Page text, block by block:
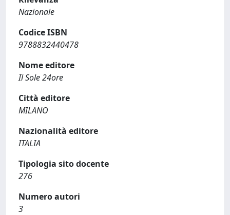
Nazionale
Codice ISBN
9788832440478
Nome editore
Il Sole 24ore
Città editore
MILANO
Nazionalità editore
ITALIA
Tipologia sito docente
276
Numero autori
3